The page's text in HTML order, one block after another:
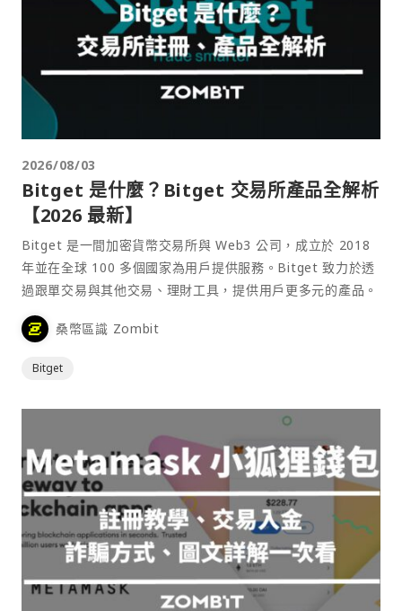
2026/08/03
Bitget 是什麼？Bitget 交易所產品全解析
【2026 最新】
Bitget 是一間加密貨幣交易所與 Web3 公司，成立於 2018
年並在全球 100 多個國家為用戶提供服務。Bitget 致力於透
過跟單交易與其他交易、理財工具，提供用戶更多元的產品。
桑幣區識 Zombit
Bitget